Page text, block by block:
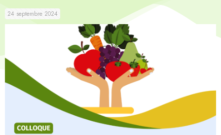
24 septembre 2024